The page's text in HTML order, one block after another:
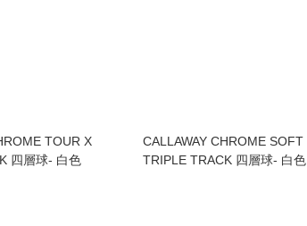
TOUR X
四層球- 白色
CALLAWAY CHROME SOFT
TRIPLE TRACK 四層球- 白色